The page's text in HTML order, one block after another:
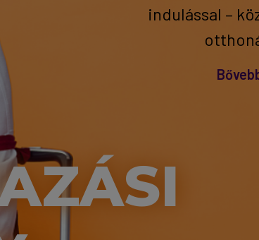
indulással –